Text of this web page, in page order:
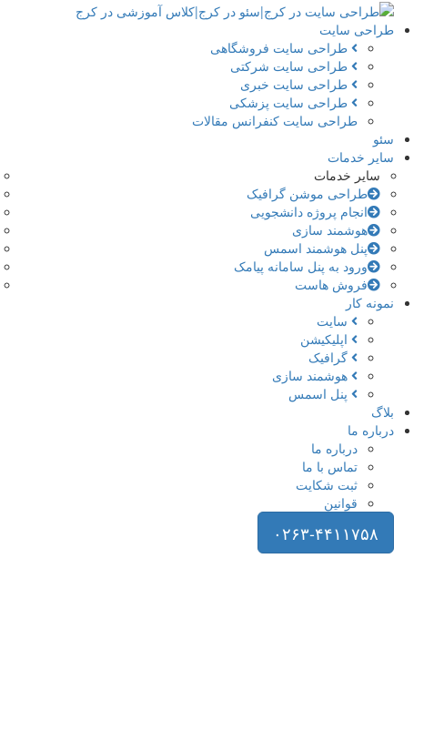
طراحی سایت
طراحی سایت فروشگاهی
طراحی سایت شرکتی
طراحی سایت خبری
طراحی سایت پزشکی
طراحی سایت کنفرانس مقالات
سئو
سایر خدمات
سایر خدمات
طراحی موشن گرافیک
انجام پروژه دانشجویی
هوشمند سازی
پنل هوشمند اسمس
ورود به پنل سامانه پیامک
فروش هاست
نمونه کار
سایت
اپلیکیشن
گرافیک
هوشمند سازی
پنل اسمس
بلاگ
درباره ما
درباره ما
تماس با ما
ثبت شکایت
قوانین
۰۲۶۳-۴۴۱۱۷۵۸